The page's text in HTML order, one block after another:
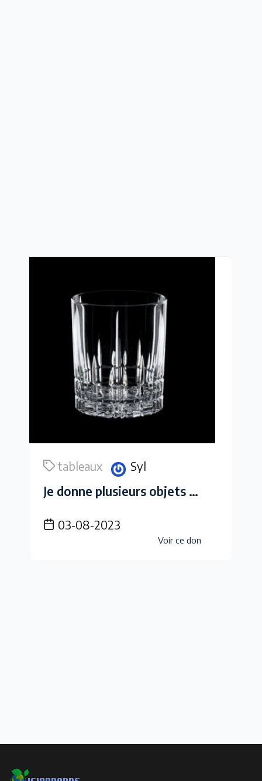
tableaux Syl
Je donne plusieurs objets et c ' est urgent
03-08-2023
Voir ce don